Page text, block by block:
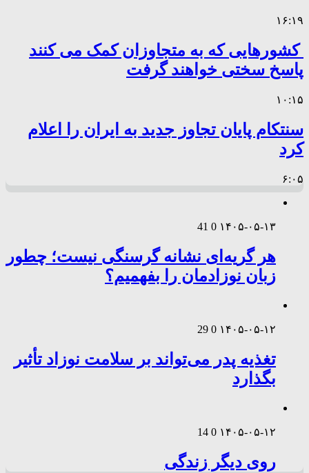
۱۶:۱۹
کشورهایی که به متجاوزان کمک می کنند
پاسخ سختی خواهند گرفت
۱۰:۱۵
سنتکام پایان تجاوز جدید به ایران را اعلام
کرد
۶:۰۵
۱۴۰۵-۰۵-۱۳ 0
41
هر گریه‌ای نشانه گرسنگی نیست؛ چطور
زبان نوزادمان را بفهمیم؟
۱۴۰۵-۰۵-۱۲ 0
29
تغذیه پدر می‌تواند بر سلامت نوزاد تأثیر
بگذارد
۱۴۰۵-۰۵-۱۲ 0
14
روی دیگر زندگی